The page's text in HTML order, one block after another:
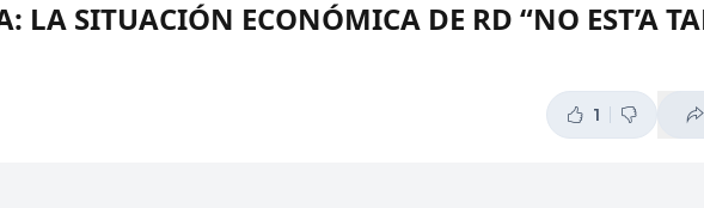
LA SITUACIÓN ECONÓMICA DE RD “NO EST’A
1